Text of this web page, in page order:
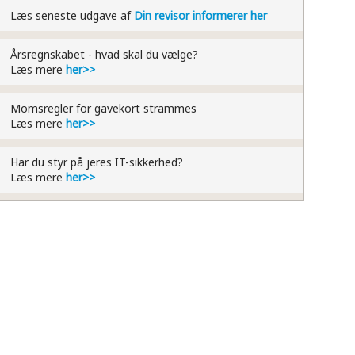
Læs seneste udgave af Din revisor informerer her
Årsregnskabet - hvad skal du vælge?
​Læs mere her>>
Momsregler for gavekort strammes
​Læs mere her>>
Har du styr på jeres IT-sikkerhed?
​Læs mere her>>